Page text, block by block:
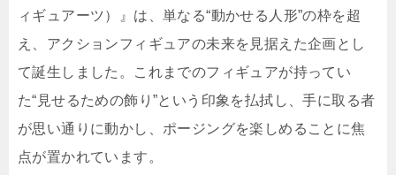
ィギュアーツ）』は、単なる“動かせる人形”の枠を超
え、アクションフィギュアの未来を見据えた企画とし
て誕生しました。これまでのフィギュアが持ってい
た“見せるための飾り”という印象を払拭し、手に取る者
が思い通りに動かし、ポージングを楽しめることに焦
点が置かれています。